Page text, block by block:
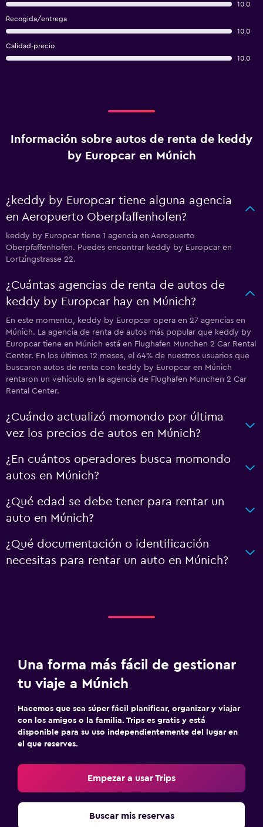
10.0
Recogida/entrega
10.0
Calidad-precio
10.0
Información sobre autos de renta de keddy
by Europcar en Múnich
¿keddy by Europcar tiene alguna agencia
en Aeropuerto Oberpfaffenhofen?
keddy by Europcar tiene 1 agencia en Aeropuerto
Oberpfaffenhofen. Puedes encontrar keddy by Europcar en
Lortzingstrasse 22.
¿Cuántas agencias de renta de autos de
keddy by Europcar hay en Múnich?
En este momento, keddy by Europcar opera en 27 agencias en
Múnich. La agencia de renta de autos más popular que keddy by
Europcar tiene en Múnich está en Flughafen Munchen 2 Car Rental
Center. En los últimos 12 meses, el 64% de nuestros usuarios que
buscaron autos de renta con keddy by Europcar en Múnich
rentaron un vehículo en la agencia de Flughafen Munchen 2 Car
Rental Center.
¿Cuándo actualizó momondo por última
vez los precios de autos en Múnich?
¿En cuántos operadores busca momondo
autos en Múnich?
¿Qué edad se debe tener para rentar un
auto en Múnich?
¿Qué documentación o identificación
necesitas para rentar un auto en Múnich?
Una forma más fácil de gestionar
tu viaje a Múnich
Hacemos que sea súper fácil planificar, organizar y viajar
con los amigos o la familia. Trips es gratis y está
disponible para su uso independientemente del lugar en
el que reserves.
Empezar a usar Trips
Buscar mis reservas